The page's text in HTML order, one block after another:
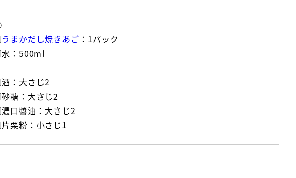
うまかだし焼きあご ：1パック
：500ml
：大さじ2
糖：大さじ2
口醬油：大さじ2
栗粉：小さじ1